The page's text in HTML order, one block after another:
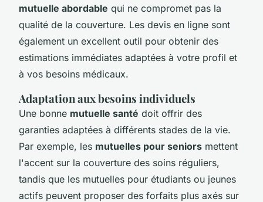
mutuelle abordable qui ne compromet pas la
qualité de la couverture. Les devis en ligne sont
également un excellent outil pour obtenir des
estimations immédiates adaptées à votre profil et
à vos besoins médicaux.
Adaptation aux besoins individuels
Une bonne mutuelle santé doit offrir des
garanties adaptées à différents stades de la vie.
Par exemple, les mutuelles pour seniors mettent
l'accent sur la couverture des soins réguliers,
tandis que les mutuelles pour étudiants ou jeunes
actifs peuvent proposer des forfaits plus axés sur